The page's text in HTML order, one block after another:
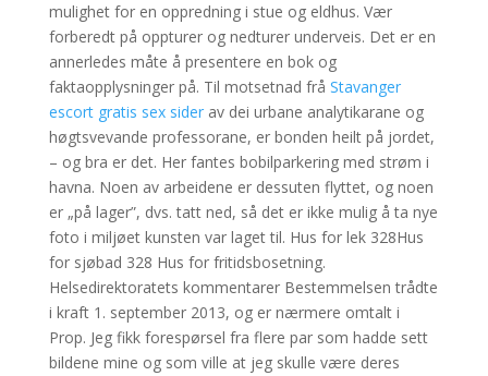
mulighet for en oppredning i stue og eldhus. Vær
forberedt på oppturer og nedturer underveis. Det er en
annerledes måte å presentere en bok og
faktaopplysninger på. Til motsetnad frå Stavanger
escort gratis sex siderav dei urbane analytikarane og
høgtsvevande professorane, er bonden heilt på jordet,
– og bra er det. Her fantes bobilparkering med strøm i
havna. Noen av arbeidene er dessuten flyttet, og noen
er „på lager”, dvs. tatt ned, så det er ikke mulig å ta nye
foto i miljøet kunsten var laget til. Hus for lek 328Hus
for sjøbad 328 Hus for fritidsbosetning.
Helsedirektoratets kommentarer Bestemmelsen trådte
i kraft 1. september 2013, og er nærmere omtalt i
Prop. Jeg fikk forespørsel fra flere par som hadde sett
bildene mine og som ville at jeg skulle være deres